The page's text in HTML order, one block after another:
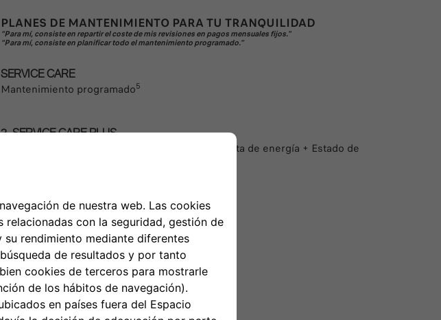
PLANES DE MANTENIMIENTO PARA TU TRANQUILIDAD
“Para mí, consiste en repartir el coste de mis revisiones en pagos mensuales fijos."
“Para mí, consiste en planificar todo el mantenimiento programado."
SERVICE CARE
Mantenimiento programado5
2. SERVICE CARE PLUS
(incluida la falta de energía + Estado de
ENCONTRAR UN CONCESIONARIO
PAQUETES, LA OFERTA COMPLETA
«Para mí, se trata de un servicio todo en uno sin complicaciones».